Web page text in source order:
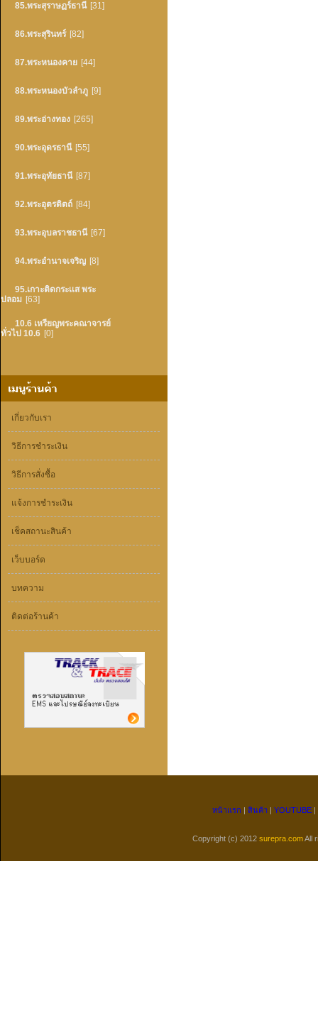
85.พระสุราษฏร์ธานี [31]
86.พระสุรินทร์ [82]
87.พระหนองคาย [44]
88.พระหนองบัวลำภู [9]
89.พระอ่างทอง [265]
90.พระอุดรธานี [55]
91.พระอุทัยธานี [87]
92.พระอุตรดิตถ์ [84]
93.พระอุบลราชธานี [67]
94.พระอำนาจเจริญ [8]
95.เกาะติดกระเเส พระ
ปลอม [63]
10.6 เหรียญพระคณาจารย์
ทั่วไป 10.6 [0]
เกี่ยวกับเรา
วิธีการชำระเงิน
วิธีการสั่งซื้อ
แจ้งการชำระเงิน
เช็คสถานะสินค้า
เว็บบอร์ด
บทความ
ติดต่อร้านค้า
หน้าแรก สินค้า YOUTUBE
Copyright (c) 2012 surepra.comAll